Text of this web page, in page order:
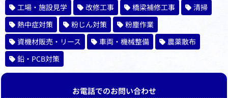
工場・施設見学
改修工事 橋梁補修工事
清掃
熱中症対策
粉じん対策
粉塵作業
資機材販売・リース
車両・機械整備
農薬散布
鉛・PCB対策
お電話でのお問い合わせ